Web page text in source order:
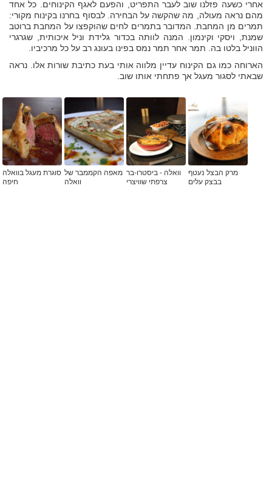
אחרי כשעה פזלנו שוב לעבר התפריט, והפעם לאגף הקינוחים. כל אחד
מהם נראה מעולה, מה שהקשה על הבחירה. לבסוף בחרנו בקינוח מקורי:
תמרים מן המחבת. המדובר בתמרים לחים שהוקפצו על המחבת ברוטב
שמנת, ויסקי וקינמון. המנה לוותה בכדור גלידת וניל איכותית, שגרגרי
הווניל בלטו בה. תמר אחר תמר נמס בפינו בעונג רב על כל מרכיביו.
הארוחה כמו גם הקינוח עדיין מלווה אותי בעת כתיבת שורות אלו. נראה
שבאתי לסגור מעגל אך פתחתי אותו שוב.
מרק הבצל נעטף
בבצק עלים
וואלה - ביסטרו-בר
צרפתי שוויצרי
מאפה הקממבר של
וואלה
סוגרת מעגל בוואלה
חיפה